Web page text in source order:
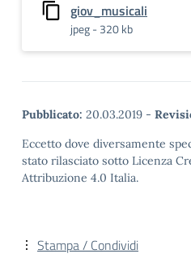
giov_musicali
jpeg - 320 kb
Pubblicato: 20.03.2019 -
Eccetto dove diversamente
stato rilasciato sotto Licenza
Attribuzione 4.0 Italia.
Stampa / Condividi